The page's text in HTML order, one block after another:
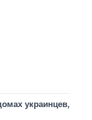
украинцев,